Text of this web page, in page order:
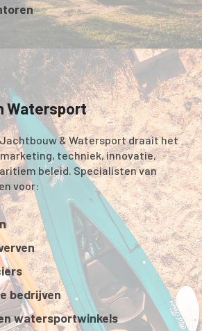
Watersport
& Watersport draait het
techniek, innovatie,
beleid. Specialisten van
voor:
bedrijven
watersportwinkels